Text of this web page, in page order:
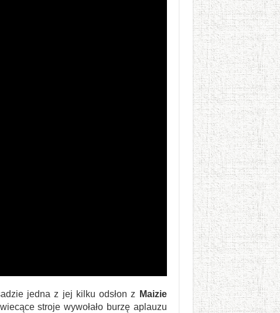
jedna z jej kilku odsłon z
Maizie
stroje wywołało burzę aplauzu